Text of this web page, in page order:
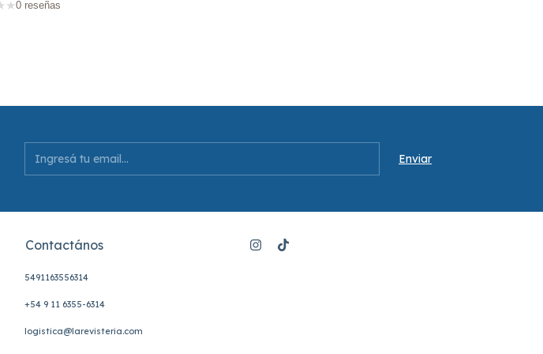
★0 reseñas
Contactános
5491163556314
+54 9 11 6355-6314
logistica@larevisteria.com